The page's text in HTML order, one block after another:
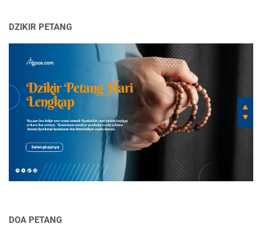
DZIKIR PETANG
DOA PETANG